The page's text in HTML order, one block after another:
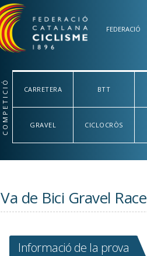
FEDERACIÓ
COMPETICIÓ CARRETERA BTT
GRAVEL CICLOCRÒS
Va de Bici Gravel Race
Informació de la prova